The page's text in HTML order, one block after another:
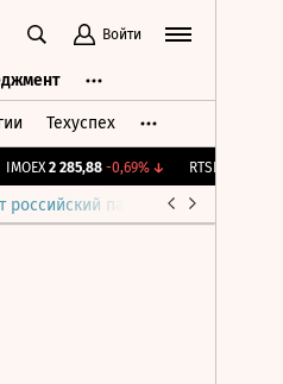
Войти
Техуспех
IMOEX 2 285,88 -0,69%↓ RTSI 884,56
российский парламент